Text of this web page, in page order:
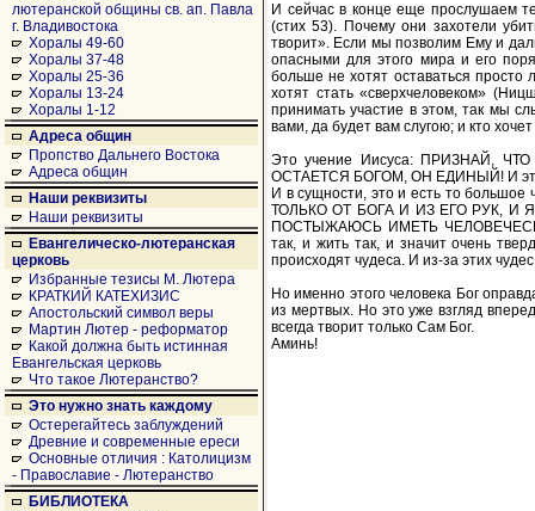
лютеранской общины св. ап. Павла
г. Владивостока
Хоралы 49-60
Хоралы 37-48
Хоралы 25-36
Хоралы 13-24
Хоралы 1-12
Адреса общин
Пропство Дальнего Востока
Адреса общин
Наши реквизиты
Наши реквизиты
Евангелическо-лютеранская
церковь
Избранные тезисы М. Лютера
КРАТКИЙ КАТЕХИЗИС
Апостольский символ веры
Мартин Лютер - реформатор
Какой должна быть истинная
Евангельская церковь
Что такое Лютеранство?
Это нужно знать каждому
Остерегайтесь заблуждений
Древние и современные ереси
Основные отличия : Католицизм
- Православие - Лютеранство
БИБЛИОТЕКА
И сейчас в конце еще прослушаем
(стих 53). Почему они захотели
творит». Если мы позволим Ему и
опасными для этого мира и его
больше не хотят оставаться
хотят стать «сверхчеловеком»
принимать участие в этом, так мы
вами, да будет вам слугою; и кто
Это учение Иисуса: ПРИЗНАЙ,
ОСТАЕТСЯ БОГОМ, ОН ЕДИНЫЙ! И
И в сущности, это и есть то
ТОЛЬКО ОТ БОГА И ИЗ ЕГО РУК,
ПОСТЫЖАЮСЬ ИМЕТЬ
так, и жить так, и значит очень
происходят чудеса. И из-за этих
Но именно этого человека Бог
из мертвых. Но это уже взгляд
всегда творит только Сам Бог.
Аминь!